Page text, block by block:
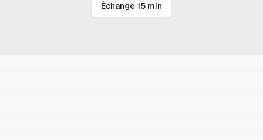
Échange 15 min